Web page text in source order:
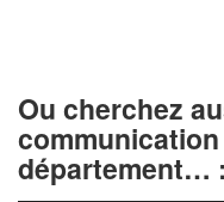
Ou cherchez
département… :